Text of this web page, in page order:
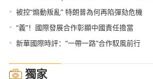
• 被控“煽動叛亂” 特朗普為何再陷彈劾危機
• “義”！國際發展合作彰顯中國責任擔當
• 新華國際時評：“一帶一路”合作馭風前行
獨家